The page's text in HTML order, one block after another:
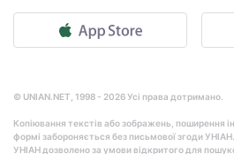
© UNIAN.NET, 1998 - 2026 Усі права дотримано.
Копіювання текстів або зображень, поширення
формі забороняється без письмової згоди
УНІАН дозволено за умови відкритого для